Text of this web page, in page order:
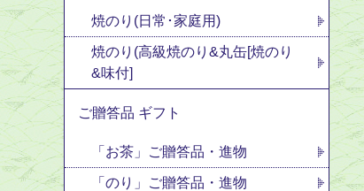
焼のり(日常･家庭用)
焼のり(高級焼のり&丸缶[焼のり
&味付]
ご贈答品 ギフト
「お茶」ご贈答品・進物
「のり」ご贈答品・進物